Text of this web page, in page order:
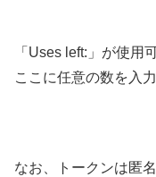
「Uses left:」が使用
ここに任意の数を入
なお、トークンは匿